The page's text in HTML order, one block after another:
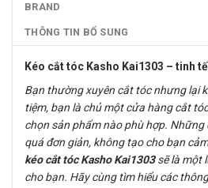
BRAND
THÔNG TIN BỔ SUNG
Kéo cắt tóc Kasho Kai1303 – tinh
Bạn thường xuyên cắt tóc nhưng lại
tiệm, bạn là chủ một cửa hàng cắt
chọn sản phẩm nào phù hợp.
quá đơn giản, không tạo cho bạn
kéo cắt tóc Kasho Kai1303sẽ là một
cho bạn. Hãy cùng tìm hiểu các